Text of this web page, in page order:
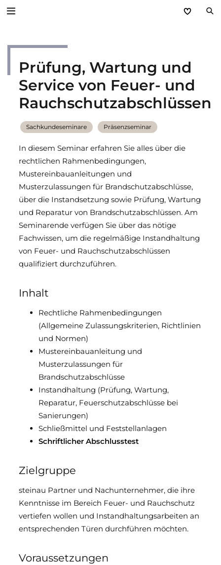
Service
Aktuelles
Programme
Prospektanforderung
steinau Akademie
Downloads & Medien
DoP
Prüfung, Wartung und
Service von Feuer- und
Rauchschutzabschlüssen
Sachkundeseminare Präsenzseminar
In diesem Seminar erfahren Sie alles über die
rechtlichen Rahmenbedingungen,
Mustereinbauanleitungen und
Musterzulassungen für Brandschutzabschlüsse,
über die Instandsetzung sowie Prüfung, Wartung
und Reparatur von Brandschutzabschlüssen. Am
Seminarende verfügen Sie über das nötige
Fachwissen, um die regelmäßige Instandhaltung
von Feuer- und Rauchschutzabschlüssen
qualifiziert durchzuführen.
Inhalt
Rechtliche Rahmenbedingungen
(Allgemeine Zulassungskriterien, Richtlinien
und Normen)
Mustereinbauanleitung und
Musterzulassungen für
Brandschutzabschlüsse
Instandhaltung (Prüfung, Wartung,
Reparatur, Feuerschutzabschlüsse bei
Sanierungen)
Schließmittel und Feststellanlagen
Schriftlicher Abschlusstest
Zielgruppe
steinau Partner und Nachunternehmer, die ihre
Kenntnisse im Bereich Feuer- und Rauchschutz
vertiefen wollen und Instandhaltungsarbeiten an
entsprechenden Türen durchführen möchten.
Voraussetzungen